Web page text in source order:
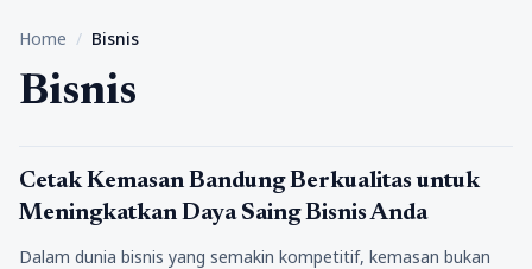
Home / Bisnis
Bisnis
Bisnis
Cetak Kemasan Bandung Berkualitas untuk
Meningkatkan Daya Saing Bisnis Anda
Dalam dunia bisnis yang semakin kompetitif, kemasan bukan